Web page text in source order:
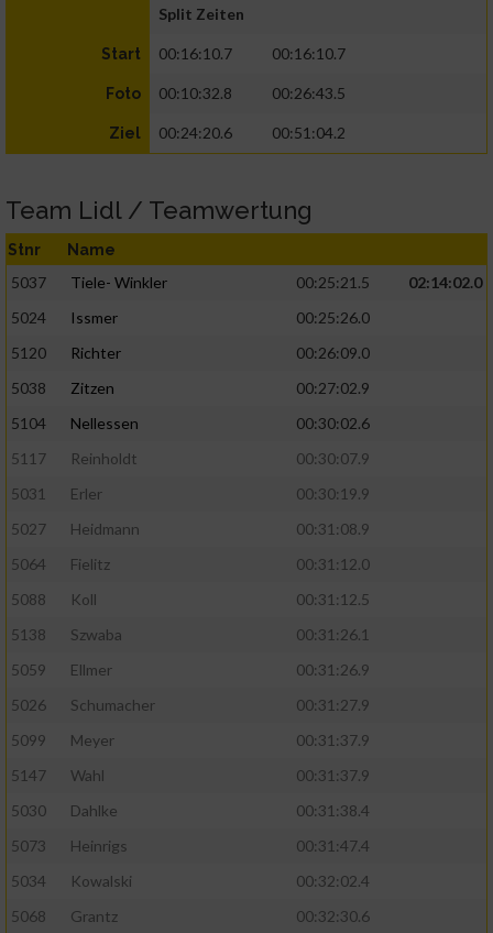
Split Zeiten
Start 00:16:10.7 00:16:10.7
Foto 00:10:32.8 00:26:43.5
Ziel 00:24:20.6 00:51:04.2
Team Lidl / Teamwertung
Stnr Name
5037 Tiele- Winkler 00:25:21.5
02:14:02.0
5024
Issmer
00:25:26.0
5120
Richter
00:26:09.0
5038
Zitzen
00:27:02.9
5104
Nellessen
00:30:02.6
5117
Reinholdt
00:30:07.9
5031
Erler
00:30:19.9
5027
Heidmann
00:31:08.9
5064
Fielitz
00:31:12.0
5088
Koll
00:31:12.5
5138
Szwaba
00:31:26.1
5059
Ellmer
00:31:26.9
5026
Schumacher
00:31:27.9
5099
Meyer
00:31:37.9
5147
Wahl
00:31:37.9
5030
Dahlke
00:31:38.4
5073
Heinrigs
00:31:47.4
5034
Kowalski
00:32:02.4
5068
Grantz
00:32:30.6